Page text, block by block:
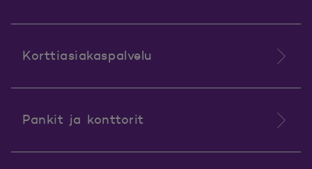
Korttiasiakaspalvelu
Pankit ja konttorit